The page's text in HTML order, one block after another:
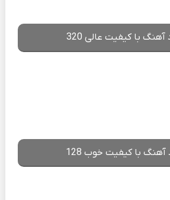
آهنگ با کیفیت عالی 320
آهنگ با کیفیت خوب 128